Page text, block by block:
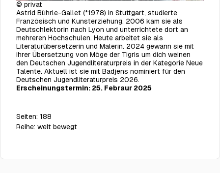
© privat
Astrid Bührle-Gallet (*1978) in Stuttgart, studierte
Französisch und Kunsterziehung. 2006 kam sie als
Deutschlektorin nach Lyon und unterrichtete dort an
mehreren Hochschulen. Heute arbeitet sie als
Literaturübersetzerin und Malerin. 2024 gewann sie mit
ihrer Übersetzung von Möge der Tigris um dich weinen
den Deutschen Jugendliteraturpreis in der Kategorie Neue
Talente. Aktuell ist sie mit Badjens nominiert für den
Deutschen Jugendliteraturpreis 2026.
Erscheinungstermin: 25. Febraur 2025
Seiten: 188
Reihe: welt bewegt